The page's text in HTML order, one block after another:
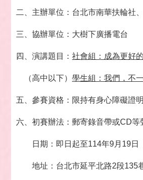
二、主辦單位：台北市南華扶輪社
三、協辦單位：大樹下廣播電台
四、演講題目： 社會組：成為更好
（高中以下） 學生組：我們，不
五、參賽資格：限持有身心障礙證
六、初賽辦法：郵寄錄音帶或CD
日期：即日起至114年9月19日
地址：台北市延平北路2段135